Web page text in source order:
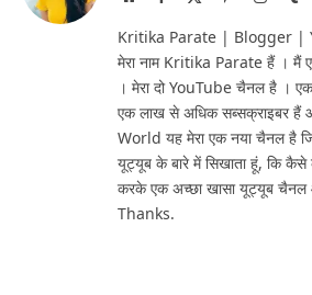
Kritika Parate | Blogger |
मेरा नाम Kritika Parate हैं । मैं
। मेरा दो YouTube चैनल है ।
एक लाख से अधिक सब्सक्राइबर हैं
World यह मेरा एक नया चैनल है
यूट्यूब के बारे में सिखाता हूं, कि
करके एक अच्छा खासा यूट्यूब चैनल
Thanks.